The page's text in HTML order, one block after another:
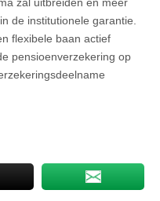
zal uitbreiden en meer
de institutionele garantie.
flexibele baan actief
pensioenverzekering op